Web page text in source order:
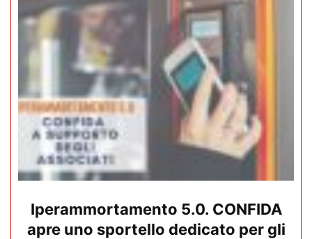
Iperammortamento 5.0. CONFIDA
apre uno sportello dedicato per gli